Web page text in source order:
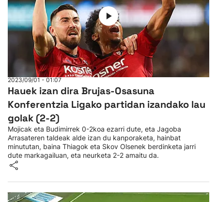
2023/09/01 - 01:07
Hauek izan dira Brujas-Osasuna
Konferentzia Ligako partidan izandako lau
golak (2-2)
Mojicak eta Budimirrek 0-2koa ezarri dute, eta Jagoba
Arrasateren taldeak alde izan du kanporaketa, hainbat
minututan, baina Thiagok eta Skov Olsenek berdinketa jarri
dute markagailuan, eta neurketa 2-2 amaitu da.